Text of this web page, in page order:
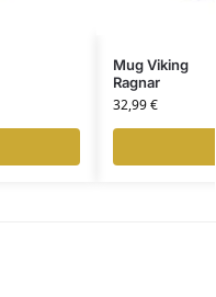
Mug Viking
Ragnar
32,99€